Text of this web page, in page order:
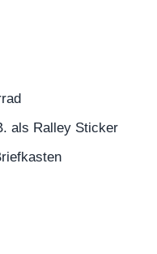
als Ralley Sticker